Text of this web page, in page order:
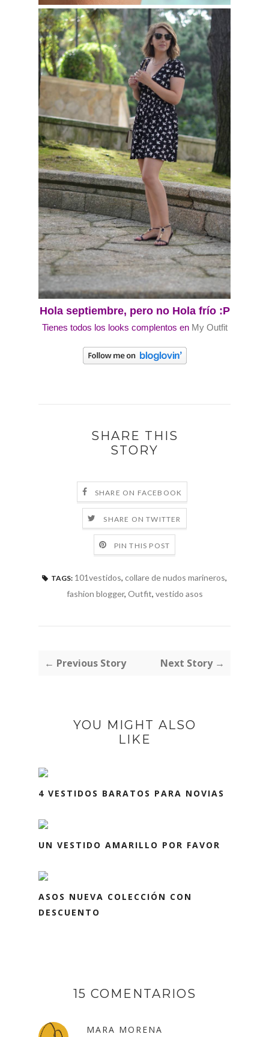
Hola septiembre, pero no Hola frío :P
Tienes todos los looks complentos en My Outfit
SHARE THIS
STORY
SHARE ON FACEBOOK
SHARE ON TWITTER
PIN THIS POST
TAGS: 101vestidos, collare de nudos marineros,
fashion blogger, Outfit, vestido asos
← Previous Story Next Story →
YOU MIGHT ALSO
LIKE
4 VESTIDOS BARATOS PARA NOVIAS
UN VESTIDO AMARILLO POR FAVOR
ASOS NUEVA COLECCIÓN CON
DESCUENTO
15 COMENTARIOS
MARA MORENA